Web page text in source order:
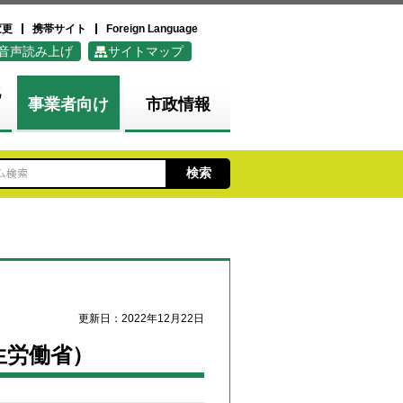
携帯サイト Foreign Language
声読み上げ サイトマップ
事業者向け 市政情報
更新日：2022年12月22日
働省）